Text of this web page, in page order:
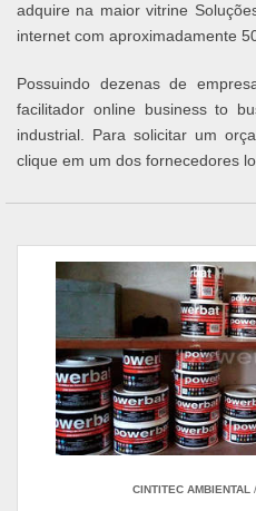
adquire na maior vitrine
internet com aproximadamente
Possuindo dezenas de
facilitador online business to
industrial. Para solicitar um
clique em um dos fornecedores
CINTITEC AMBIENTAL